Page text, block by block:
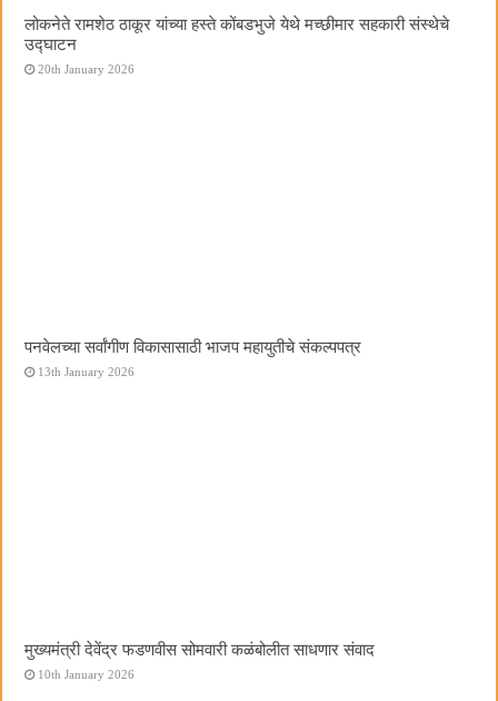
लोकनेते रामशेठ ठाकूर यांच्या हस्ते कोंबडभुजे येथे मच्छीमार सहकारी संस्थेचे
उद्घाटन
20th January 2026
पनवेलच्या सर्वांगीण विकासासाठी भाजप महायुतीचे संकल्पपत्र
13th January 2026
मुख्यमंत्री देवेंद्र फडणवीस सोमवारी कळंबोलीत साधणार संवाद
10th January 2026